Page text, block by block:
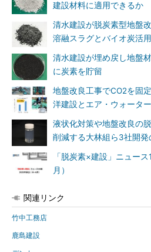
建設材料に適用できるか
清水建設が脱炭素型地盤
溶融スラグとバイオ炭活用
清水建設が埋め戻し地盤
に炭素を貯留
地盤改良工事でCO2を固
洋建設とエア・ウォーター
液状化対策や地盤改良の
削減する大林組ら3社開発
「脱炭素×建設」ニュー
月）
関連リンク
竹中工務店
鹿島建設